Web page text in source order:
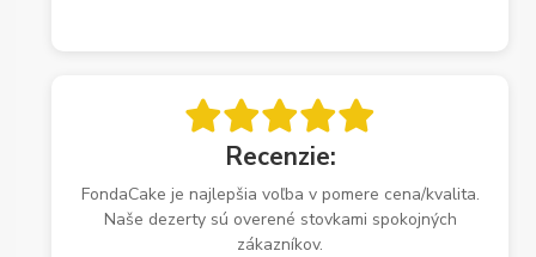
Recenzie:
FondaCake je najlepšia voľba v pomere cena/kvalita.
Naše dezerty sú overené stovkami spokojných
zákazníkov.